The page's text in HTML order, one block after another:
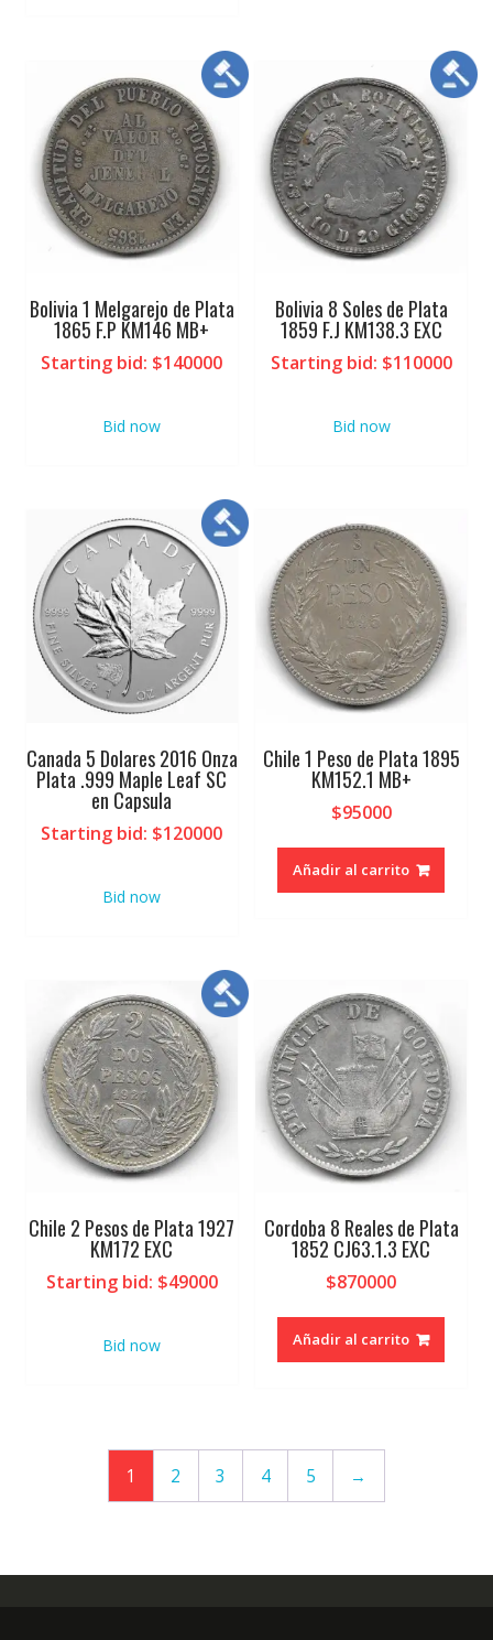
Bolivia 1 Melgarejo de Plata
1865 F.P KM146 MB+
Starting bid: $140000
Bid now
Bolivia 8 Soles de Plata
1859 F.J KM138.3 EXC
Starting bid: $110000
Bid now
Canada 5 Dolares 2016 Onza
Plata .999 Maple Leaf SC
en Capsula
Starting bid: $120000
Bid now
Chile 1 Peso de Plata 1895
KM152.1 MB+
$95000
Añadir al carrito
Chile 2 Pesos de Plata 1927
KM172 EXC
Starting bid: $49000
Bid now
Cordoba 8 Reales de Plata
1852 CJ63.1.3 EXC
$870000
Añadir al carrito
1 2 3 4 5 →